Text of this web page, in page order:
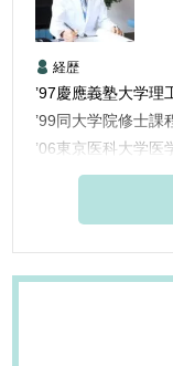
経歴
’97慶應義塾大学理
’99同大学院修士課
’06東京医科大学医
’06三楽病院臨床研
’08三楽病院整形外
’13愛知医科大学学
’15米国ペインマ
’16フェリシティ